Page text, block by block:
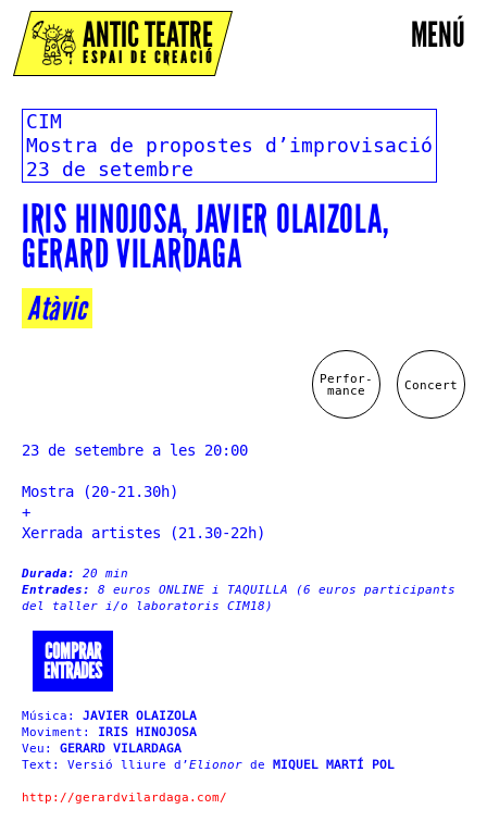
MENÚ
ANTIC TEATRE
ESPAI DE CREACIÓ
CIM
Mostra de propostes d’improvisació
23 de setembre
IRIS HINOJOSA, JAVIER OLAIZOLA,
GERARD VILARDAGA
Atàvic
Concert
Perfor-
mance
23 de setembre a les 20:00
Mostra (20-21.30h)
+
Xerrada artistes (21.30-22h)
Durada: 20 min
Entrades: 8 euros ONLINE i TAQUILLA (6 euros participants
del taller i/o laboratoris CIM18)
COMPRAR
ENTRADES
Música:
JAVIER OLAIZOLA
Moviment: IRIS HINOJOSA
Veu: GERARD VILARDAGA
Text: Versió lliure d’Elionor de MIQUEL MARTÍ POL
http://gerardvilardaga.com/